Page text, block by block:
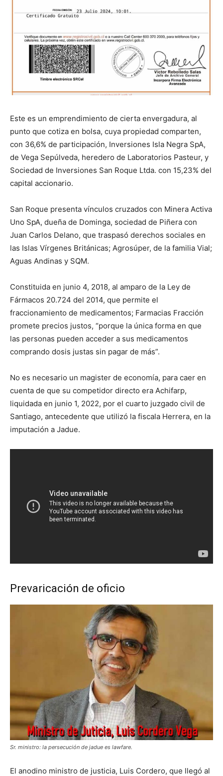
Este es un emprendimiento de cierta envergadura, al
punto que cotiza en bolsa, cuya propiedad comparten,
con 36,6% de participación, Inversiones Isla Negra SpA,
de Vega Sepúlveda, heredero de Laboratorios Pasteur, y
Sociedad de Inversiones San Roque Ltda. con 15,23% del
capital accionario.
San Roque presenta vínculos cruzados con Minera Activa
Uno SpA, dueña de Dominga, sociedad de Piñera con
Juan Carlos Delano, que traspasó derechos sociales en
las Islas Vírgenes Británicas; Agrosúper, de la familia Vial;
Aguas Andinas y SQM.
Constituida en junio 4, 2018, al amparo de la Ley de
Fármacos 20.724 del 2014, que permite el
fraccionamiento de medicamentos; Farmacias Fracción
promete precios justos, “porque la única forma en que
las personas pueden acceder a sus medicamentos
comprando dosis justas sin pagar de más”.
No es necesario un magister de economía, para caer en
cuenta de que su competidor directo era Achifarp,
liquidada en junio 1, 2022, por el cuarto juzgado civil de
Santiago, antecedente que utilizó la fiscala Herrera, en la
imputación a Jadue.
Prevaricación de oficio
Sr. ministro: la persecución de jadue es lawfare.
El anodino ministro de justicia, Luis Cordero, que llegó al